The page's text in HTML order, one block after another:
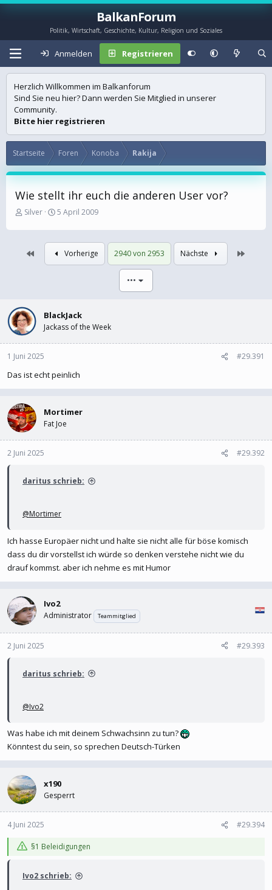
BalkanForum
Politik, Wirtschaft, Geschichte, Kultur, Religion und Soziales
Anmelden Registrieren
Herzlich Willkommen im Balkanforum
Sind Sie neu hier? Dann werden Sie Mitglied in unserer
Community.
Bitte hier registrieren
Startseite Foren Konoba Rakija
Wie stellt ihr euch die anderen User vor?
E
s
e
Silver
E
s
t
e
l
m
5 April 2009
Vorherige 2940 von 2953 Nächste
•••
BlackJack
Jackass of the Week
1 Juni 2025 #29.391
Das ist echt peinlich
Mortimer
Fat Joe
2 Juni 2025 #29.392
daritus schrieb:
@Mortimer
Ich hasse Europäer nicht und halte sie nicht alle für böse komisch
dass du dir vorstellst ich würde so denken verstehe nicht wie du
drauf kommst. aber ich nehme es mit Humor
Ivo2
Administrator Teammitglied
2 Juni 2025 #29.393
daritus schrieb:
@Ivo2
Was habe ich mit deinem Schwachsinn zu tun?
Könntest du sein, so sprechen Deutsch-Türken
x190
Gesperrt
4 Juni 2025 #29.394
§1 Beleidigungen
Ivo2 schrieb: